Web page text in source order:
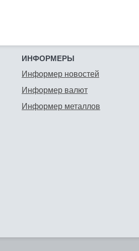
ИНФОРМЕРЫ
Информер новостей
Информер валют
Информер металлов